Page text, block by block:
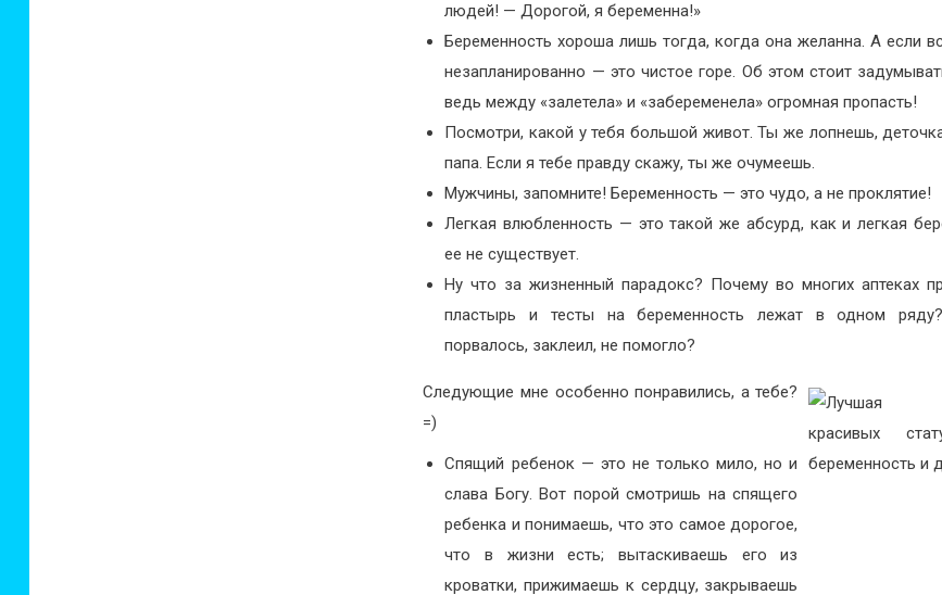
людей! — Дорогой, я беременна!»
Беременность хороша лишь тогда, когда она желанна. А если
незапланированно — это чистое горе. Об этом стоит
ведь между «залетела» и «забеременела» огромная пропасть!
Посмотри, какой у тебя большой живот. Ты же лопнешь,
папа. Если я тебе правду скажу, ты же очумеешь.
Мужчины, запомните! Беременность — это чудо, а не проклятие!
Легкая влюбленность — это такой же абсурд, как и легкая
ее не существует.
Ну что за жизненный парадокс? Почему во многих аптеках
пластырь и тесты на беременность лежат в одном
порвалось, заклеил, не помогло?
Следующие мне особенно понравились, а тебе?
=)
Спящий ребенок — это не только мило, но и
слава Богу. Вот порой смотришь на спящего
ребенка и понимаешь, что это самое дорогое,
что в жизни есть; вытаскиваешь его из
кроватки, прижимаешь к сердцу, закрываешь